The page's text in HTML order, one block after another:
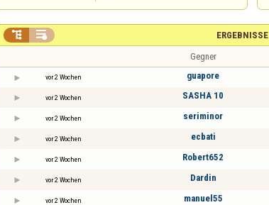
ERGEBNISSE
 
Gegner
vor 2 Wochen guapore
vor 2 Wochen SASHA 10
vor 2 Wochen seriminor
vor 2 Wochen ecbati
vor 2 Wochen Robert652
vor 2 Wochen Dardin
vor 2 Wochen manuel55